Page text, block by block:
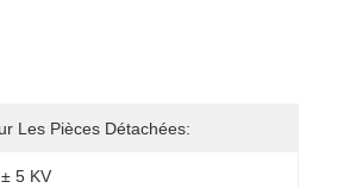
Les Pièces Détachées:
5 KV